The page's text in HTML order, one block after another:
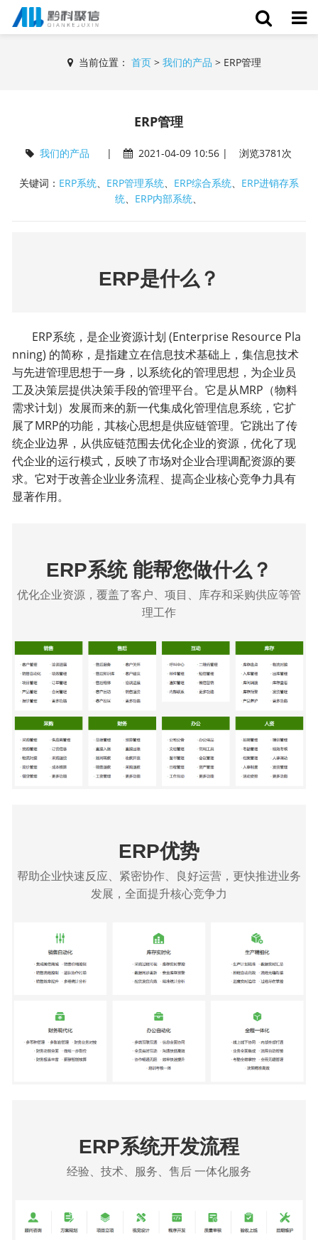
当前位置： 首页> 我们的产品 > ERP管理
ERP管理
我们的产品 | 2021-04-09 10:56 | 浏览3781次
关键词： ERP系统、 ERP管理系统、 ERP综合系统、 ERP进销存系
统、 ERP内部系统、
ERP是什么？
ERP系统，是企业资源计划 (Enterprise Resource Pla
nning) 的简称，是指建立在信息技术基础上，集信息技术
与先进管理思想于一身，以系统化的管理思想，为企业员
工及决策层提供决策手段的管理平台。它是从MRP（物料
需求计划）发展而来的新一代集成化管理信息系统，它扩
展了MRP的功能，其核心思想是供应链管理。它跳出了传
统企业边界，从供应链范围去优化企业的资源，优化了现
代企业的运行模式，反映了市场对企业合理调配资源的要
求。它对于改善企业业务流程、提高企业核心竞争力具有
显著作用。
ERP系统 能帮您做什么？
优化企业资源，覆盖了客户、项目、库存和采购供应等管
理工作
ERP优势
帮助企业快速反应、紧密协作、良好运营，更快推进业务
发展，全面提升核心竞争力
ERP系统开发流程
经验、技术、服务、售后 一体化服务